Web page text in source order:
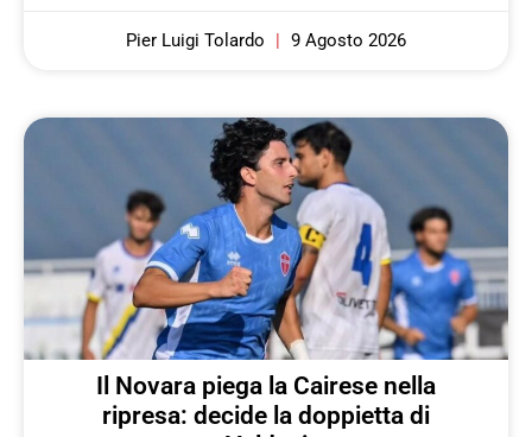
Pier Luigi Tolardo 9 Agosto 2026
Il Novara piega la Cairese nella
ripresa: decide la doppietta di